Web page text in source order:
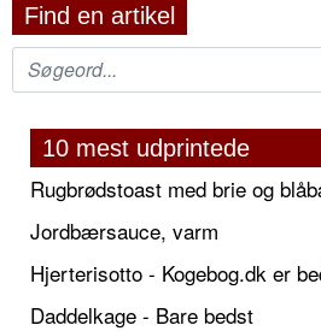
Find en artikel
10 mest udprintede
Rugbrødstoast med brie og
Jordbærsauce, varm
Hjerterisotto - Kogebog.dk er
Daddelkage - Bare bedst